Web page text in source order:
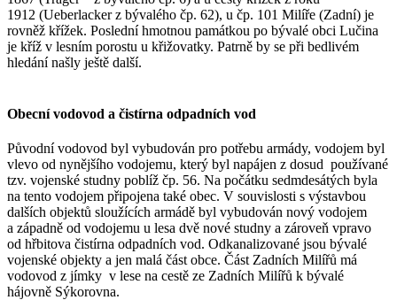
1912 (Ueberlacker z bývalého čp. 62), u čp. 101 Milíře (Zadní) je
rovněž křížek. Poslední hmotnou památkou po bývalé obci Lučina
je kříž v lesním porostu u křižovatky. Patrně by se při bedlivém
hledání našly ještě další.
Obecní vodovod a čistírna odpadních vod
Původní vodovod byl vybudován pro potřebu armády, vodojem byl
vlevo od nynějšího vodojemu, který byl napájen z dosud používané
tzv. vojenské studny poblíž čp. 56. Na počátku sedmdesátých byla
na tento vodojem připojena také obec. V souvislosti s výstavbou
dalších objektů sloužících armádě byl vybudován nový vodojem
a západně od vodojemu u lesa dvě nové studny a zároveň vpravo
od hřbitova čistírna odpadních vod. Odkanalizované jsou bývalé
vojenské objekty a jen malá část obce. Část Zadních Milířů má
vodovod z jímky v lese na cestě ze Zadních Milířů k bývalé
hájovně Sýkorovna.